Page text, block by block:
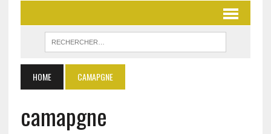
HOME CAMAPGNE
camapgne